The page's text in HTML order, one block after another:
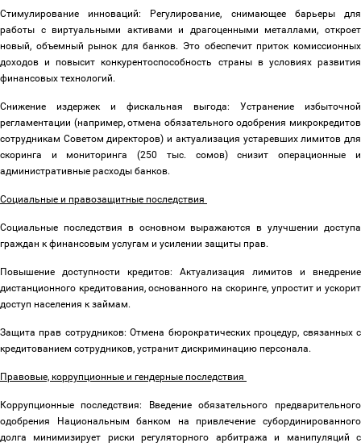
Стимулирование инноваций: Регулирование, снимающее барьеры для
работы с виртуальными активами и драгоценными металлами, откроет
новый, объемный рынок для банков. Это обеспечит приток комиссионных
доходов и повысит конкурентоспособность страны в условиях развития
финансовых технологий.
Снижение издержек и фискальная выгода: Устранение избыточной
регламентации (например, отмена обязательного одобрения микрокредитов
сотрудникам Советом директоров) и актуализация устаревших лимитов для
скоринга и мониторинга (250 тыс. сомов) снизит операционные и
административные расходы банков.
Социальные и правозащитные последствия
Социальные последствия в основном выражаются в улучшении доступа
граждан к финансовым услугам и усилении защиты прав.
Повышение доступности кредитов: Актуализация лимитов и внедрение
дистанционного кредитования, основанного на скоринге, упростит и ускорит
доступ населения к займам.
Защита прав сотрудников: Отмена бюрократических процедур, связанных с
кредитованием сотрудников, устранит дискриминацию персонала.
Правовые, коррупционные и гендерные последствия
Коррупционные последствия: Введение обязательного предварительного
одобрения Национальным банком на привлечение субординированного
долга минимизирует риски регуляторного арбитража и манипуляций с